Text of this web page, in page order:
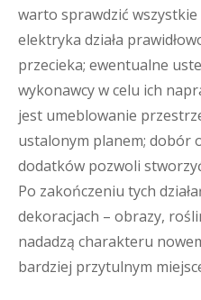
warto sprawdzić
elektryka działa
przecieka; ewentualne
wykonawcy w celu ich
jest umeblowanie
ustalonym planem; dobór
dodatków pozwoli
Po zakończeniu tych
dekoracjach – obrazy,
nadadzą charakteru
bardziej przytulnym